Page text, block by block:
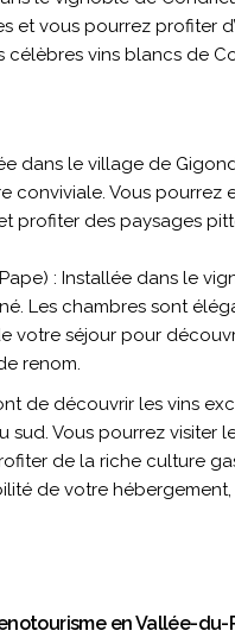
et vous pourrez profiter
vins blancs de
dans le village de
Vous pourrez
profiter des paysages
: Installée dans le
Les chambres sont
votre séjour pour
renom.
de découvrir les vins
Vous pourrez visiter
de la riche culture
de votre
en Vallée-du-